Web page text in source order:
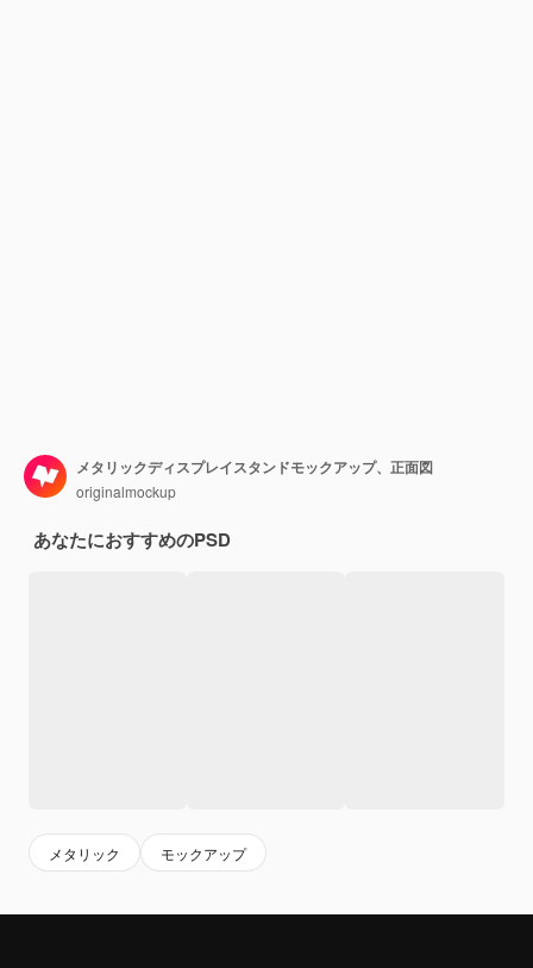
メタリックディスプレイスタンドモックアップ、正面図
originalmockup
あなたにおすすめのPSD
メタリック モックアップ